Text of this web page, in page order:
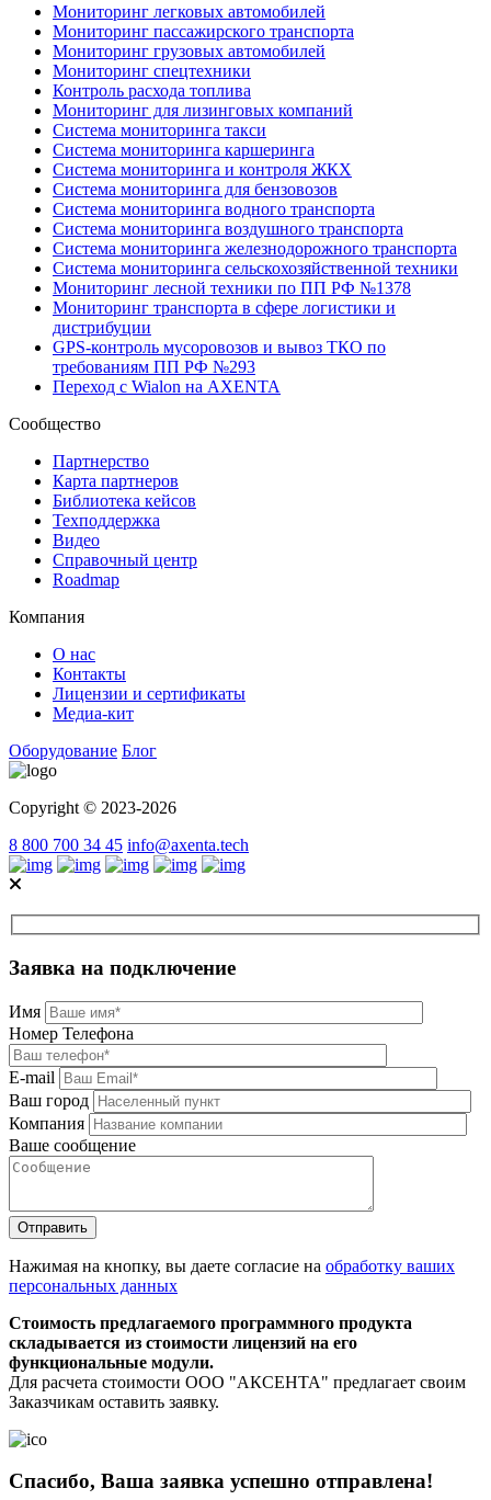
Мониторинг легковых автомобилей
Мониторинг пассажирского транспорта
Мониторинг грузовых автомобилей
Мониторинг спецтехники
Контроль расхода топлива
Мониторинг для лизинговых компаний
Система мониторинга такси
Система мониторинга каршеринга
Система мониторинга и контроля ЖКХ
Система мониторинга для бензовозов
Система мониторинга водного транспорта
Система мониторинга воздушного транспорта
Система мониторинга железнодорожного транспорта
Система мониторинга сельскохозяйственной техники
Мониторинг лесной техники по ПП РФ №1378
Мониторинг транспорта в сфере логистики и
дистрибуции
GPS-контроль мусоровозов и вывоз ТКО по
требованиям ПП РФ №293
Переход с Wialon на AXENTA
Сообщество
Партнерство
Карта партнеров
Библиотека кейсов
Техподдержка
Видео
Справочный центр
Roadmap
Компания
О нас
Контакты
Лицензии и сертификаты
Медиа-кит
Оборудование Блог
Copyright © 2023-2026
8 800 700 34 45 info@axenta.tech
Заявка на подключение
Имя
Номер Телефона
E-mail
Ваш город
Компания
Ваше сообщение
Нажимая на кнопку, вы даете согласие на обработку ваших
персональных данных
Стоимость предлагаемого программного продукта
складывается из стоимости лицензий на его
функциональные модули.
Для расчета стоимости ООО "АКСЕНТА" предлагает своим
Заказчикам оставить заявку.
Спасибо, Ваша заявка успешно отправлена!